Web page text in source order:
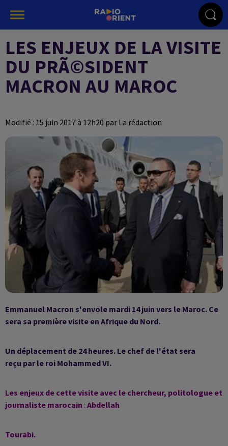
LES ENJEUX DE LA VISITE
DU PRÃ©SIDENT
MACRON AU MAROC
Modifié : 15 juin 2017 à 12h20 par La rédaction
Emmanuel Macron s'envole mardi 14 juin vers le Maroc. Ce
sera sa première visite en Afrique du Nord.
Un déplacement de 24 heures. Le chef de l'état sera
reçu par le roi Mohammed VI.
Les enjeux de cette visite avec le chercheur, politologue et
journaliste marocain : Abdellah
Tourabi.